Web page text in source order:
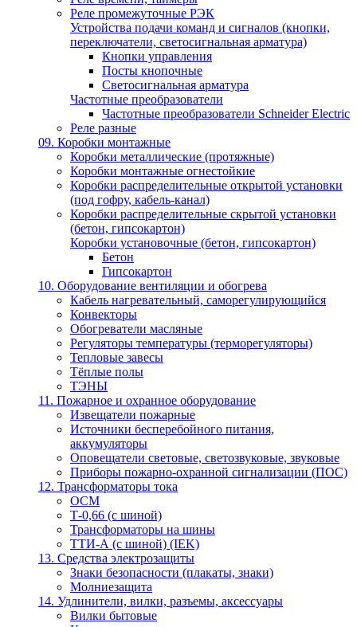
Реле промежуточные РЭК
Устройства подачи команд и сигналов (кнопки,
переключатели, светосигнальная арматура)
Кнопки управления
Посты кнопочные
Светосигнальная арматура
Частотные преобразователи
Частотные преобразователи Schneider Electric
Реле разные
09. Коробки монтажные
Коробки металлические (протяжные)
Коробки монтажные огнестойкие
Коробки распределительные открытой установки
(под гофру, кабель-канал)
Коробки распределительные скрытой установки
(бетон, гипсокартон)
Коробки установочные (бетон, гипсокартон)
Бетон
Гипсокартон
10. Оборудование вентиляции и обогрева
Кабель нагревательный, саморегулирующийся
Конвекторы
Обогреватели масляные
Регуляторы температуры (терморегуляторы)
Тепловые завесы
Тёплые полы
ТЭНЫ
11. Пожарное и охранное оборудование
Извещатели пожарные
Источники бесперебойного питания,
аккумуляторы
Оповещатели световые, светозвуковые, звуковые
Приборы пожарно-охранной сигнализации (ПОС)
12. Трансформаторы тока
ОСМ
Т-0,66 (с шиной)
Трансформаторы на шины
ТТИ-А (с шиной) (IEK)
13. Средства электрозащиты
Знаки безопасности (плакаты, знаки)
Молниезащита
14. Удлинители, вилки, разъемы, аксессуары
Вилки бытовые